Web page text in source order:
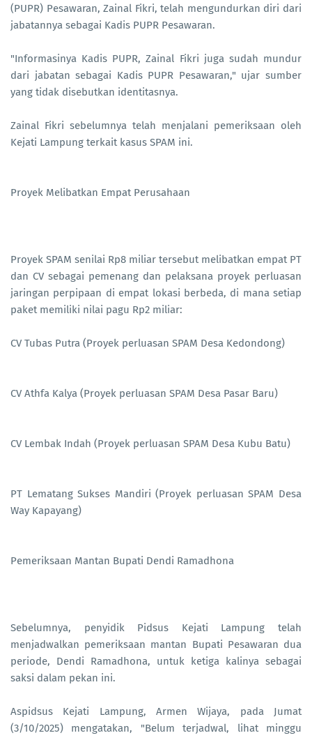
(PUPR) Pesawaran, Zainal Fikri, telah mengundurkan diri dari
jabatannya sebagai Kadis PUPR Pesawaran.
"Informasinya Kadis PUPR, Zainal Fikri juga sudah mundur
dari jabatan sebagai Kadis PUPR Pesawaran," ujar sumber
yang tidak disebutkan identitasnya.
Zainal Fikri sebelumnya telah menjalani pemeriksaan oleh
Kejati Lampung terkait kasus SPAM ini.
Proyek Melibatkan Empat Perusahaan
Proyek SPAM senilai Rp8 miliar tersebut melibatkan empat PT
dan CV sebagai pemenang dan pelaksana proyek perluasan
jaringan perpipaan di empat lokasi berbeda, di mana setiap
paket memiliki nilai pagu Rp2 miliar:
CV Tubas Putra (Proyek perluasan SPAM Desa Kedondong)
CV Athfa Kalya (Proyek perluasan SPAM Desa Pasar Baru)
CV Lembak Indah (Proyek perluasan SPAM Desa Kubu Batu)
PT Lematang Sukses Mandiri (Proyek perluasan SPAM Desa
Way Kapayang)
Pemeriksaan Mantan Bupati Dendi Ramadhona
Sebelumnya, penyidik Pidsus Kejati Lampung telah
menjadwalkan pemeriksaan mantan Bupati Pesawaran dua
periode, Dendi Ramadhona, untuk ketiga kalinya sebagai
saksi dalam pekan ini.
Aspidsus Kejati Lampung, Armen Wijaya, pada Jumat
(3/10/2025) mengatakan, "Belum terjadwal, lihat minggu